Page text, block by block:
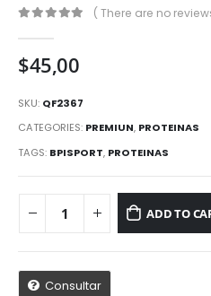
( There are no
$45,00
SKU: QF2367
CATEGORIES: PREMIUN, PROTEINAS
TAGS: BPISPORT, PROTEINAS
ADD TO
Consultar